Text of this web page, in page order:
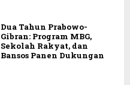
Dua Tahun Prabowo-
Gibran: Program MBG,
Sekolah Rakyat, dan
Bansos Panen Dukungan